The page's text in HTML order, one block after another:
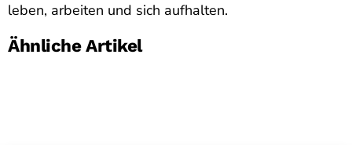
leben, arbeiten und sich aufhalten.
Ähnliche Artikel